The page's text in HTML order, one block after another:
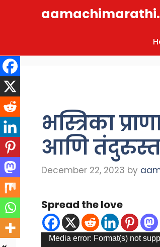
भस्त्रिका
आणि
December 22, 2023 by
Spread the love
Video
Media error: Format(s) not